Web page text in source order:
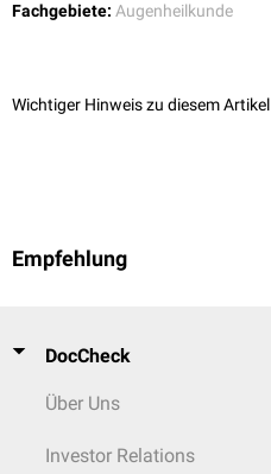
Fachgebiete: Augenheilkunde
Wichtiger Hinweis zu diesem Artikel
Empfehlung
DocCheck
Über Uns
Investor Relations